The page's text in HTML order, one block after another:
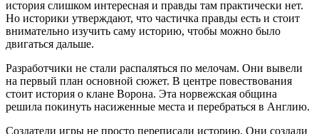
история слишком интересная и правды там практически нет.
Но историки утверждают, что частичка правды есть и стоит
внимательно изучить саму историю, чтобы можно было
двигаться дальше.
Разработчики не стали распаляться по мелочам. Они вывели
на первый план основной сюжет. В центре повествования
стоит история о клане Ворона. Эта норвежская община
решила покинуть насиженные места и перебраться в Англию.
Создатели игры не просто переписали историю. Они создали